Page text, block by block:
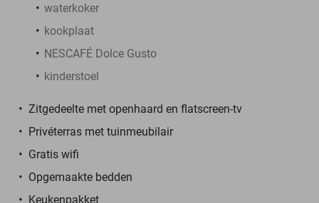
waterkoker
kookplaat
NESCAFÉ Dolce Gusto
kinderstoel
Zitgedeelte met openhaard en flatscreen-tv
Privéterras met tuinmeubilair
Gratis wifi
Opgemaakte bedden
Keukenpakket